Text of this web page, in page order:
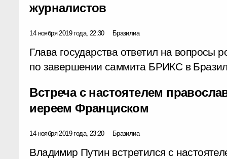
журналистов
14 ноября 2019 года, 22:30 Бразилиа
Глава государства ответил на вопросы
по завершении саммита БРИКС в
Встреча с настоятелем
иереем Франциском
14 ноября 2019 года, 23:20 Бразилиа
Владимир Путин встретился с